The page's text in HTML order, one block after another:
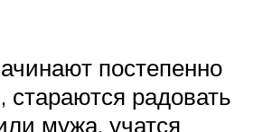
постепенно
стараются радовать
мужа, учатся